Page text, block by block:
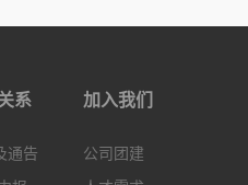
系
通告
加入我们
公司团建